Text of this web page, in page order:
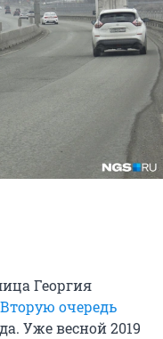
Георгия
Вторую очередь
Уже весной 2019